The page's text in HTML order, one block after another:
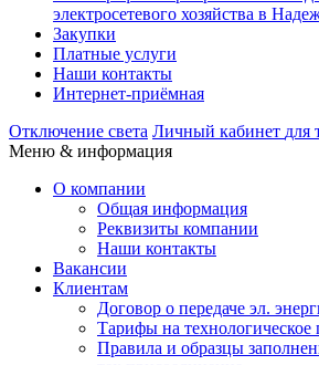
электросетевого хозяйства в
Закупки
Платные услуги
Наши контакты
Интернет-приёмная
Отключение света Личный кабинет для
Меню & информация
О компании
Общая информация
Реквизиты компании
Наши контакты
Вакансии
Клиентам
Договор о передаче эл.
Тарифы на технологическое
Правила и образцы